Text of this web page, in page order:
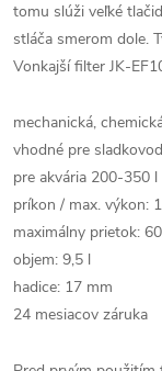
tomu slúži veľké
stláča smerom dole.
Vonkajší filter JK-
mechanická,
vhodné pre
pre akvária 200-350 l
príkon / max. výkon:
maximálny prietok:
objem: 9,5 l
hadice: 17 mm
24 mesiacov záruka